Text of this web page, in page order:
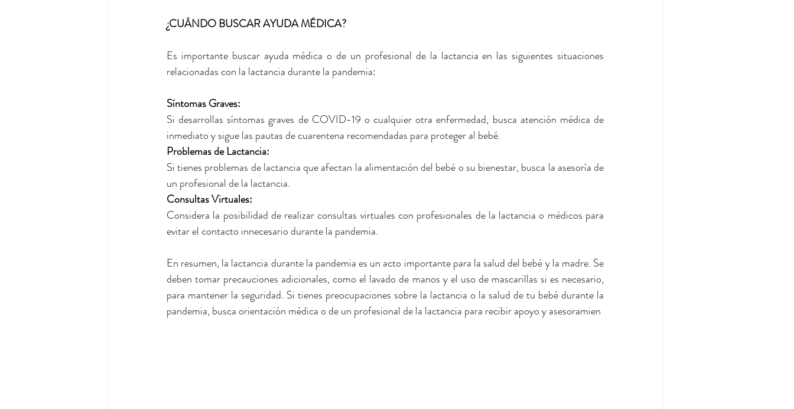
¿CUÁNDO BUSCAR AYUDA MÉDICA?
Es importante buscar ayuda médica o de un profesional de la lactancia en las siguientes situaciones
relacionadas con la lactancia durante la pandemia:
Síntomas Graves:
Si desarrollas síntomas graves de COVID-19 o cualquier otra enfermedad, busca atención médica de
inmediato y sigue las pautas de cuarentena recomendadas para proteger al bebé.
Problemas de Lactancia:
Si tienes problemas de lactancia que afectan la alimentación del bebé o su bienestar, busca la asesoría de
un profesional de la lactancia.
Consultas Virtuales:
Considera la posibilidad de realizar consultas virtuales con profesionales de la lactancia o médicos para
evitar el contacto innecesario durante la pandemia.
En resumen, la lactancia durante la pandemia es un acto importante para la salud del bebé y la madre. Se
deben tomar precauciones adicionales, como el lavado de manos y el uso de mascarillas si es necesario,
para mantener la seguridad. Si tienes preocupaciones sobre la lactancia o la salud de tu bebé durante la
pandemia, busca orientación médica o de un profesional de la lactancia para recibir apoyo y asesoramien